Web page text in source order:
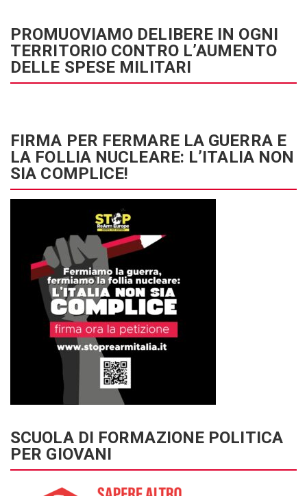
PROMUOVIAMO DELIBERE IN OGNI
TERRITORIO CONTRO L’AUMENTO
DELLE SPESE MILITARI
FIRMA PER FERMARE LA GUERRA E
LA FOLLIA NUCLEARE: L’ITALIA NON
SIA COMPLICE!
SCUOLA DI FORMAZIONE POLITICA
PER GIOVANI